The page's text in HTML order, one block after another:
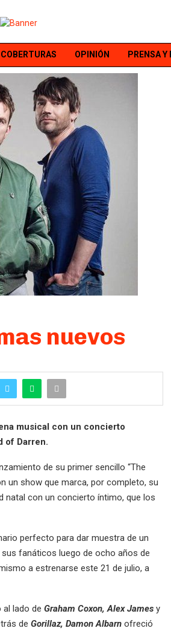
COBERTURAS OPINIÓN PRENSA Y
nuevos
musical con un concierto
of Darren.
de su primer sencillo “The
un show que marca, por completo, su
natal con un concierto íntimo, que los
perfecto para dar muestra de un
fanáticos luego de ocho años de
a estrenarse este 21 de julio, a
lado de Graham Coxon, Alex James y
de Gorillaz, Damon Albarn ofreció